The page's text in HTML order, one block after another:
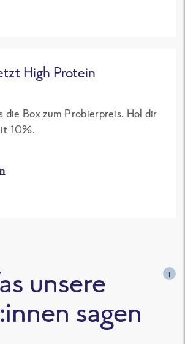
High Protein
die Box zum Probierpreis. Hol dir
10%.
unsere
sagen
i